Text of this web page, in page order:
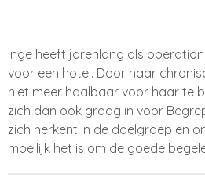
Inge heeft jarenlang als
voor een hotel. Door haar
niet meer haalbaar voor haar te
zich dan ook graag in voor
zich herkent in de doelgroep en
moeilijk het is om de goede